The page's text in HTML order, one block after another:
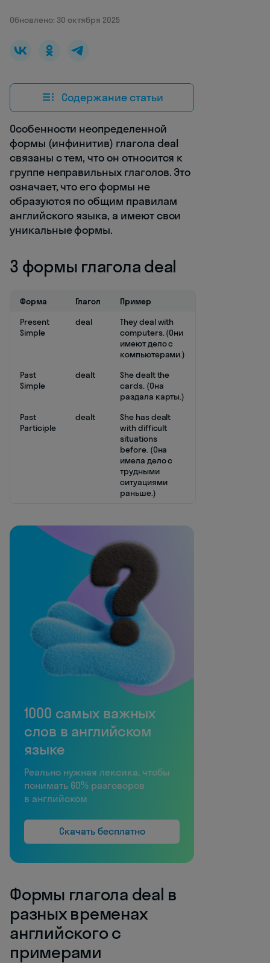
Обновлено: 30 октября 2025
Содержание статьи
Особенности неопределенной
формы (инфинитив) глагола deal
связаны с тем, что он относится к
группе неправильных глаголов. Это
означает, что его формы не
образуются по общим правилам
английского языка, а имеют свои
уникальные формы.
3 формы глагола deal
Форма Глагол
Пример
Present
Simple
deal
They deal with
computers. (Они
имеют дело с
компьютерами.)
Past
Simple
dealt
She dealt the
cards. (Она
раздала карты.)
Past
Participle
dealt
She has dealt
with difficult
situations
before. (Она
имела дело с
трудными
ситуациями
раньше.)
1000 самых важных
слов в английском
языке
Реально нужная лексика, чтобы
понимать 60% разговоров
в английском
Скачать бесплатно
Формы глагола deal в
разных временах
английского с
примерами